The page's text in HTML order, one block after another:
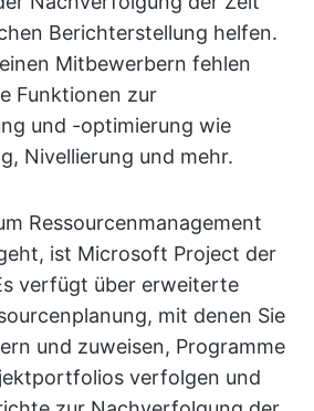
Berichterstellung helfen.
Mitbewerbern fehlen
Funktionen zur
und -optimierung wie
Nivellierung und mehr.
Ressourcenmanagement
ist Microsoft Project der
verfügt über erweiterte
mit denen Sie
und zuweisen, Programme
verfolgen und